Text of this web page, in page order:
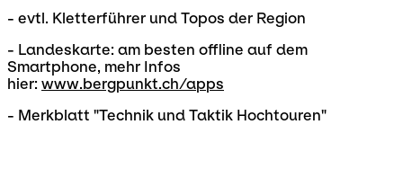
- evtl. Kletterführer und Topos der Region
- Landeskarte: am besten offline auf dem
Smartphone, mehr Infos
hier: www.bergpunkt.ch/apps
- Merkblatt "Technik und Taktik Hochtouren"